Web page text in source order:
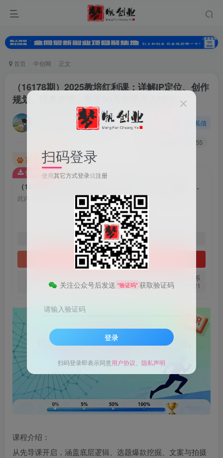
首页 中创网 正文
（16178期）2025教培红利课：详解IP定位、创作
规划、流量变现，新手90天实现月入20万
私信
55
百度已收录
（16178期）2025教培红利课：详解IP定位、创作规划、流量变现，新手90天实现月入20万
此内容为付费资源，请付费后查看
梦币9.9
梦币1 钻石会员
立即购买
您当前未登录！建议登陆后购买，可保存购买订单。微信支付联系
微信：chen185599521
付费资源
课程介绍：
从先导课开启，涵盖底层逻辑、选题爆款挖掘、文案与拍摄
扫码登录
使用其它方式登录或注册
关注公众号后发送 “验证码” 获取验证码
请输入验证码
登录
扫码登录即表示同意用户协议 隐私声明